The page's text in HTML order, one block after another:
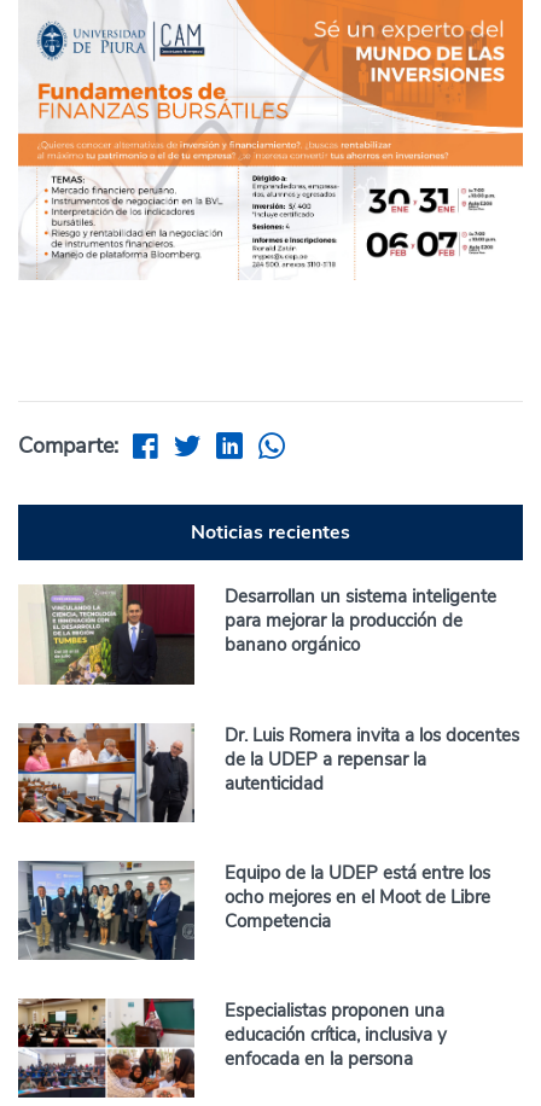
Comparte:
Noticias recientes
Desarrollan un sistema inteligente
para mejorar la producción de
banano orgánico
Dr. Luis Romera invita a los docentes
de la UDEP a repensar la
autenticidad
Equipo de la UDEP está entre los
ocho mejores en el Moot de Libre
Competencia
Especialistas proponen una
educación crítica, inclusiva y
enfocada en la persona